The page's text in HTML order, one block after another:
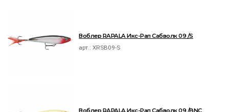
Воблер RAPALA Икс-Рап Сабволк 09 /S
арт.:XRSB09-S
Воблер RAPALA Икс-Рап Сабволк 09 /BNC